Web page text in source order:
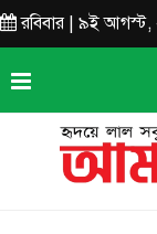
রবিবার | ৯ই আগস্ট,